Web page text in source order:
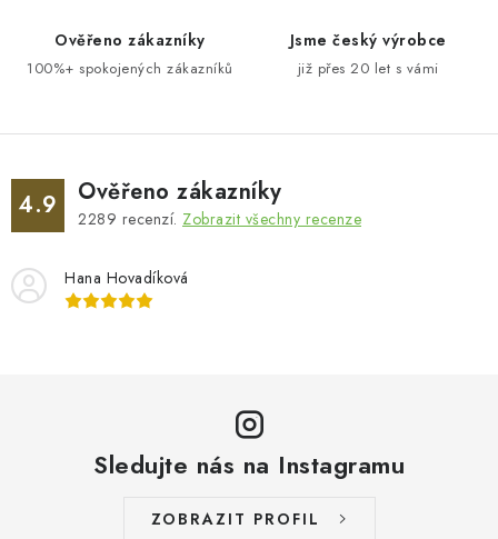
Ověřeno zákazníky
100%+ spokojených zákazníků
Jsme český výrobce
již přes 20 let s vámi
4.9 Ověřeno zákazníky
2289 recenzí. Zobrazit všechny recenze
Hana Hovadíková
Sledujte nás na Instagramu
ZOBRAZIT PROFIL